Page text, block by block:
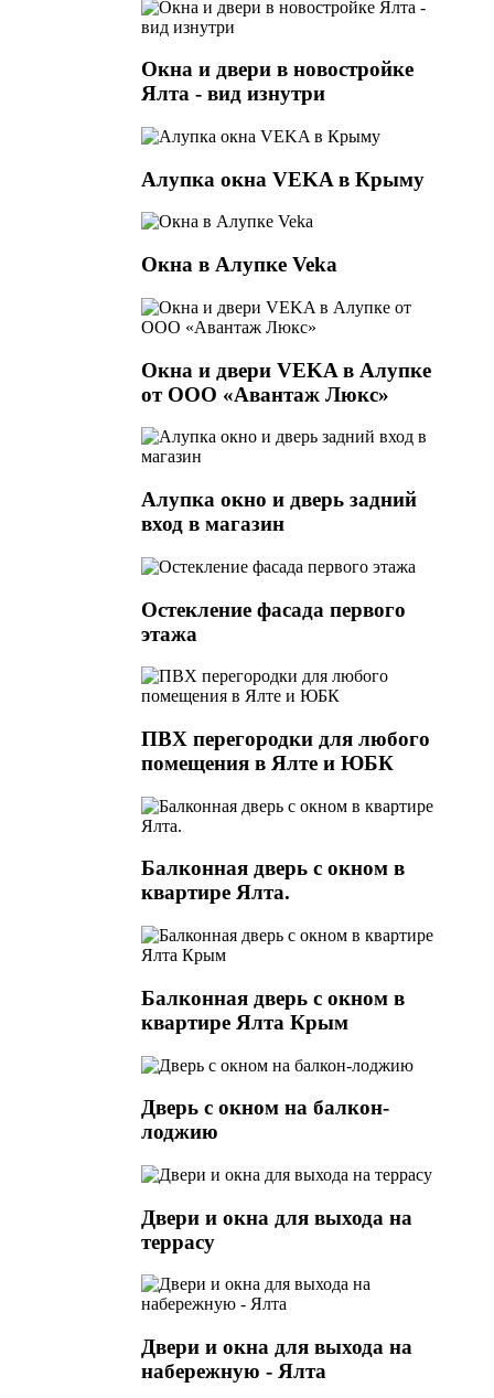
Окна и двери в новостройке
Ялта - вид изнутри
Алупка окна VEKA в Крыму
Окна в Алупке Veka
Окна и двери VEKA в Алупке
от ООО «Авантаж Люкс»
Алупка окно и дверь задний
вход в магазин
Остекление фасада первого
этажа
ПВХ перегородки для любого
помещения в Ялте и ЮБК
Балконная дверь с окном в
квартире Ялта.
Балконная дверь с окном в
квартире Ялта Крым
Дверь с окном на балкон-
лоджию
Двери и окна для выхода на
террасу
Двери и окна для выхода на
набережную - Ялта